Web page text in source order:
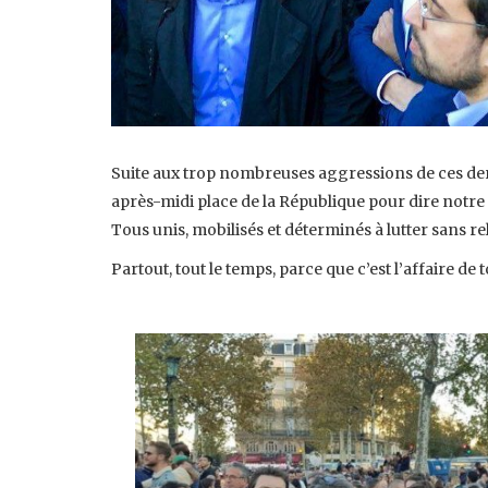
Suite aux trop nombreuses aggressions de ces
après-midi place de la République pour dire
Tous unis, mobilisés et déterminés à lutter sans
Partout, tout le temps, parce que c’est l’affaire de